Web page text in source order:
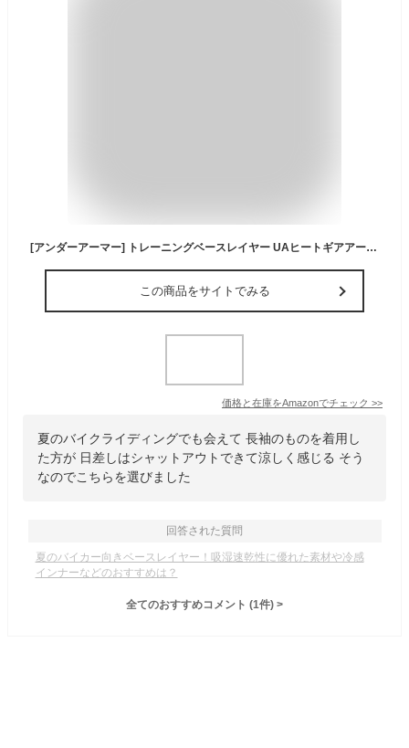
[アンダーアーマー] トレーニングベースレイヤー UAヒートギアアーマー ロングスリーブ メンズ Black / / Steel 2XL
この商品をサイトでみる
価格と在庫をAmazonでチェック >>
夏のバイクライディングでも会えて 長袖のものを着用し
た方が 日差しはシャットアウトできて涼しく感じる そう
なのでこちらを選びました
回答された質問
夏のバイカー向きベースレイヤー！吸湿速乾性に優れた素材や冷感
インナーなどのおすすめは？
全てのおすすめコメント (1件) >